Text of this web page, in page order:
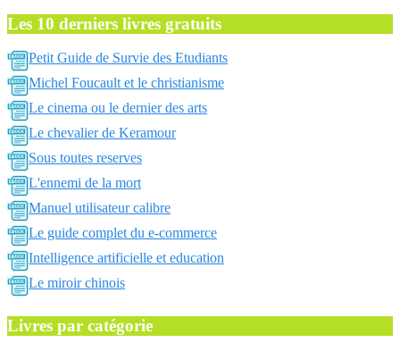
Les 10 derniers livres gratuits
Petit Guide de Survie des Etudiants
Michel Foucault et le christianisme
Le cinema ou le dernier des arts
Le chevalier de Keramour
Sous toutes reserves
L'ennemi de la mort
Manuel utilisateur calibre
Le guide complet du e-commerce
Intelligence artificielle et education
Le miroir chinois
Livres par catégorie